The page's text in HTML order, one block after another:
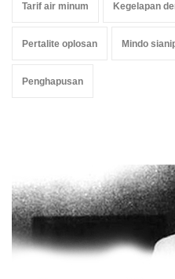
Tarif air minum Kegelapan
Pertalite oplosan Mindo
Penghapusan